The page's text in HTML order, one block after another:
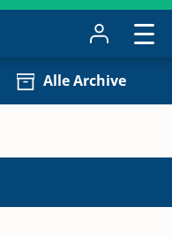
Alle Archive